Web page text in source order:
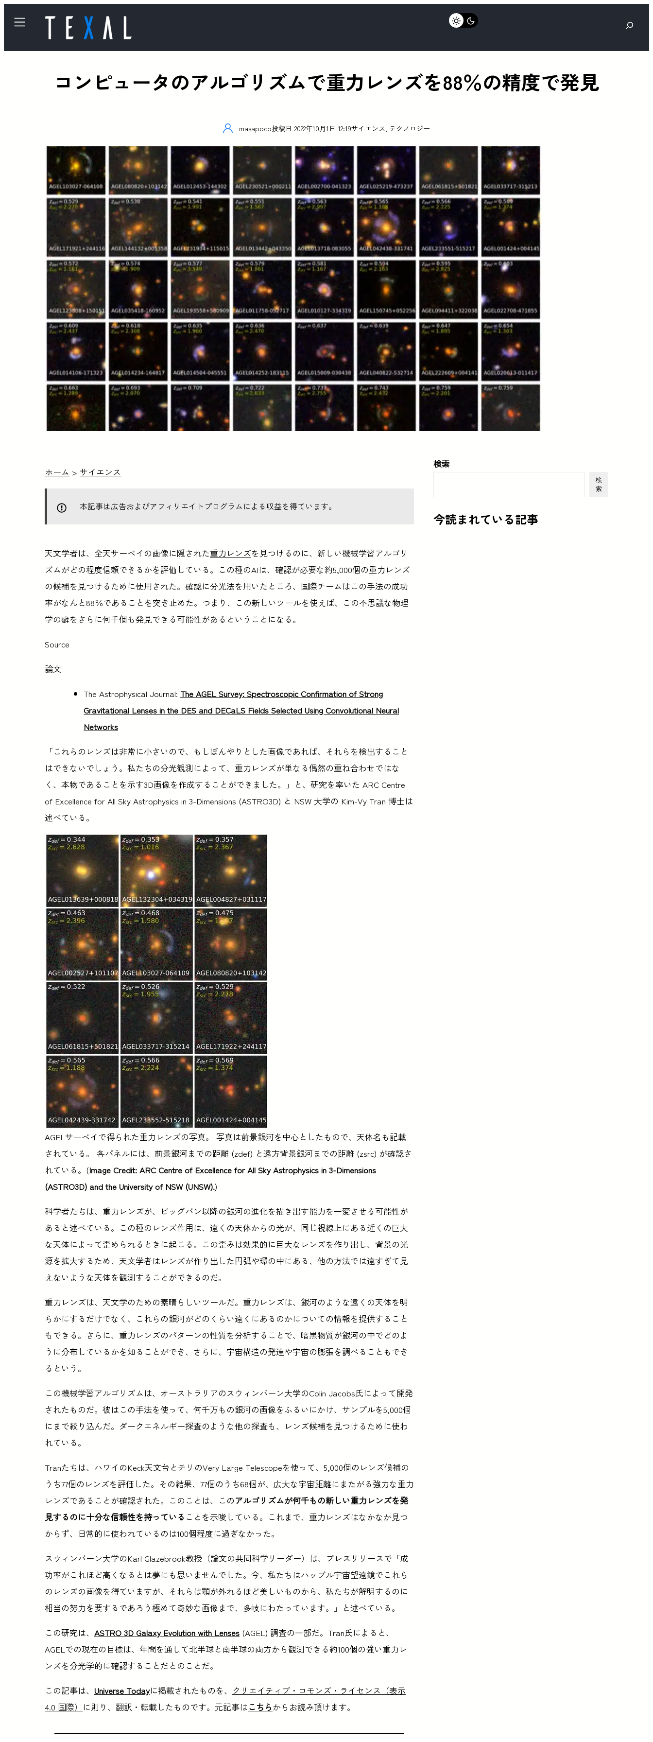
検
コンピュータのアルゴリズムで重力レンズを88％の精度で発見
masapoco投稿日 2022年10月1日 12:19サイエンス, テクノロジー
ホーム > サイエンス
本記事は広告およびアフィリエイトプログラムによる収益を得ています。
天文学者は、全天サーベイの画像に隠された重力レンズを見つけるのに、新しい機械学習アルゴリ
ズムがどの程度信頼できるかを評価している。この種のAIは、確認が必要な約5,000個の重力レンズ
の候補を見つけるために使用された。確認に分光法を用いたところ、国際チームはこの手法の成功
率がなんと88％であることを突き止めた。つまり、この新しいツールを使えば、この不思議な物理
学の癖をさらに何千個も発見できる可能性があるということになる。
Source
論文
The Astrophysical Journal: The AGEL Survey: Spectroscopic Confirmation of Strong
Gravitational Lenses in the DES and DECaLS Fields Selected Using Convolutional Neural
Networks
「これらのレンズは非常に小さいので、もしぼんやりとした画像であれば、それらを検出すること
はできないでしょう。私たちの分光観測によって、重力レンズが単なる偶然の重ね合わせではな
く、本物であることを示す3D画像を作成することができました。」と、研究を率いた ARC Centre
of Excellence for All Sky Astrophysics in 3-Dimensions (ASTRO3D) と NSW 大学の Kim-Vy Tran 博士は
述べている。
AGELサーベイで得られた重力レンズの写真。 写真は前景銀河を中心としたもので、天体名も記載
されている。 各パネルには、前景銀河までの距離 (zdef) と遠方背景銀河までの距離 (zsrc) が確認さ
れている。(Image Credit: ARC Centre of Excellence for All Sky Astrophysics in 3-Dimensions
(ASTRO3D) and the University of NSW (UNSW).)
科学者たちは、重力レンズが、ビッグバン以降の銀河の進化を描き出す能力を一変させる可能性が
あると述べている。この種のレンズ作用は、遠くの天体からの光が、同じ視線上にある近くの巨大
な天体によって歪められるときに起こる。この歪みは効果的に巨大なレンズを作り出し、背景の光
源を拡大するため、天文学者はレンズが作り出した円弧や環の中にある、他の方法では遠すぎて見
えないような天体を観測することができるのだ。
重力レンズは、天文学のための素晴らしいツールだ。重力レンズは、銀河のような遠くの天体を明
らかにするだけでなく、これらの銀河がどのくらい遠くにあるのかについての情報を提供すること
もできる。さらに、重力レンズのパターンの性質を分析することで、暗黒物質が銀河の中でどのよ
うに分布しているかを知ることができ、さらに、宇宙構造の発達や宇宙の膨張を調べることもでき
るという。
この機械学習アルゴリズムは、オーストラリアのスウィンバーン大学のColin Jacobs氏によって開発
されたものだ。彼はこの手法を使って、何千万もの銀河の画像をふるいにかけ、サンプルを5,000個
にまで絞り込んだ。ダークエネルギー探査のような他の探査も、レンズ候補を見つけるために使わ
れている。
Tranたちは、ハワイのKeck天文台とチリのVery Large Telescopeを使って、5,000個のレンズ候補の
うち77個のレンズを評価した。その結果、77個のうち68個が、広大な宇宙距離にまたがる強力な重力
レンズであることが確認された。このことは、このアルゴリズムが何千もの新しい重力レンズを発
見するのに十分な信頼性を持っている ことを示唆している。これまで、重力レンズはなかなか見つ
からず、日常的に使われているのは100個程度に過ぎなかった。
スウィンバーン大学のKarl Glazebrook教授（論文の共同科学リーダー）は、プレスリリースで「成
功率がこれほど高くなるとは夢にも思いませんでした。今、私たちはハッブル宇宙望遠鏡でこれら
のレンズの画像を得ていますが、それらは顎が外れるほど美しいものから、私たちが解明するのに
相当の努力を要するであろう極めて奇妙な画像まで、多岐にわたっています。」と述べている。
この研究は、 ASTRO 3D Galaxy Evolution with Lenses (AGEL) 調査の一部だ。Tran氏によると、
AGELでの現在の目標は、年間を通して北半球と南半球の両方から観測できる約100個の強い重力レ
ンズを分光学的に確認することだとのことだ。
この記事は、 Universe Todayに掲載されたものを、 クリエイティブ・コモンズ・ライセンス（表示
4.0 国際） に則り、翻訳・転載したものです。元記事はこちらからお読み頂けます。
検索
検
索
今読まれている記事